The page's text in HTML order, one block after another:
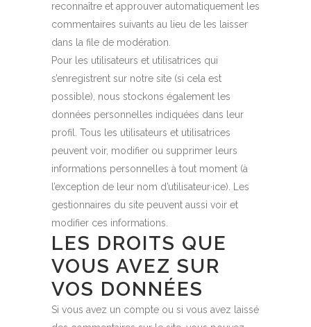
reconnaître et approuver automatiquement les
commentaires suivants au lieu de les laisser
dans la file de modération.
Pour les utilisateurs et utilisatrices qui
s’enregistrent sur notre site (si cela est
possible), nous stockons également les
données personnelles indiquées dans leur
profil. Tous les utilisateurs et utilisatrices
peuvent voir, modifier ou supprimer leurs
informations personnelles à tout moment (à
l’exception de leur nom d’utilisateur·ice). Les
gestionnaires du site peuvent aussi voir et
modifier ces informations.
LES DROITS QUE
VOUS AVEZ SUR
VOS DONNÉES
Si vous avez un compte ou si vous avez laissé